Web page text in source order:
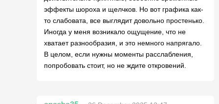
эффекты шороха и щелчков. Но вот графика как-
то слабовата, все выглядит довольно простенько.
Иногда у меня возникало ощущение, что не
хватает разнообразия, и это немного напрягало.
В целом, если нужны моменты расслабления,
попробовать стоит, но не ждите откровений.